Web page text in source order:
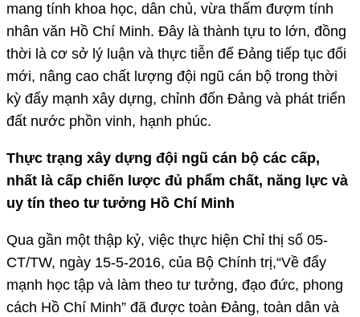
mang tính khoa học, dân chủ, vừa thấm đượm tính
nhân văn Hồ Chí Minh. Đây là thành tựu to lớn, đồng
thời là cơ sở lý luận và thực tiễn để Đảng tiếp tục đổi
mới, nâng cao chất lượng đội ngũ cán bộ trong thời
kỳ đẩy mạnh xây dựng, chỉnh đốn Đảng và phát triển
đất nước phồn vinh, hạnh phúc.
Thực trạng xây dựng đội ngũ cán bộ các cấp,
nhất là cấp chiến lược đủ phẩm chất, năng lực và
uy tín theo tư tưởng Hồ Chí Minh
Qua gần một thập kỷ, việc thực hiện Chỉ thị số 05-
CT/TW, ngày 15-5-2016, của Bộ Chính trị,“Về đẩy
mạnh học tập và làm theo tư tưởng, đạo đức, phong
cách Hồ Chí Minh” đã được toàn Đảng, toàn dân và